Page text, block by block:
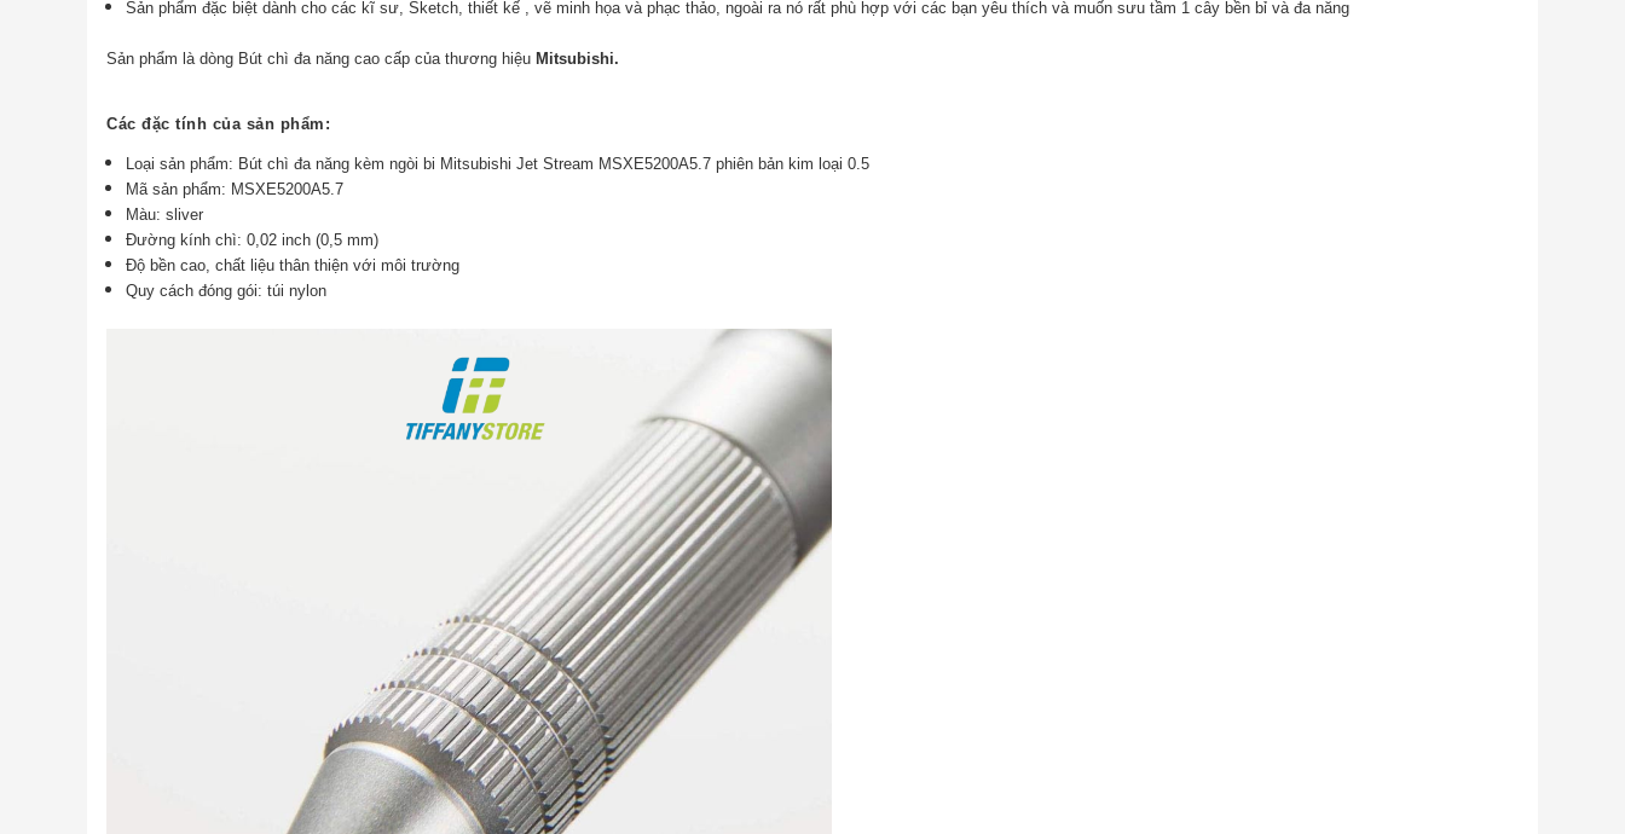
Sản phẩm đặc biệt dành cho các kĩ sư, Sketch, thiết kế , vẽ minh họa và phạc thảo, ngoài ra nó rất phù hợp với các bạn yêu thích và muốn sưu tầm 1 cây bền bỉ và đa năng
Sản phẩm là dòng Bút chì đa năng cao cấp của thương hiệu Mitsubishi.
Các đặc tính của sản phẩm:
Loại sản phẩm: Bút chì đa năng kèm ngòi bi Mitsubishi Jet Stream MSXE5200A5.7 phiên bản kim loại 0.5
Mã sản phẩm: MSXE5200A5.7
Màu: sliver
Đường kính chì: 0,02 inch (0,5 mm)
Độ bền cao, chất liệu thân thiện với môi trường
Quy cách đóng gói: túi nylon